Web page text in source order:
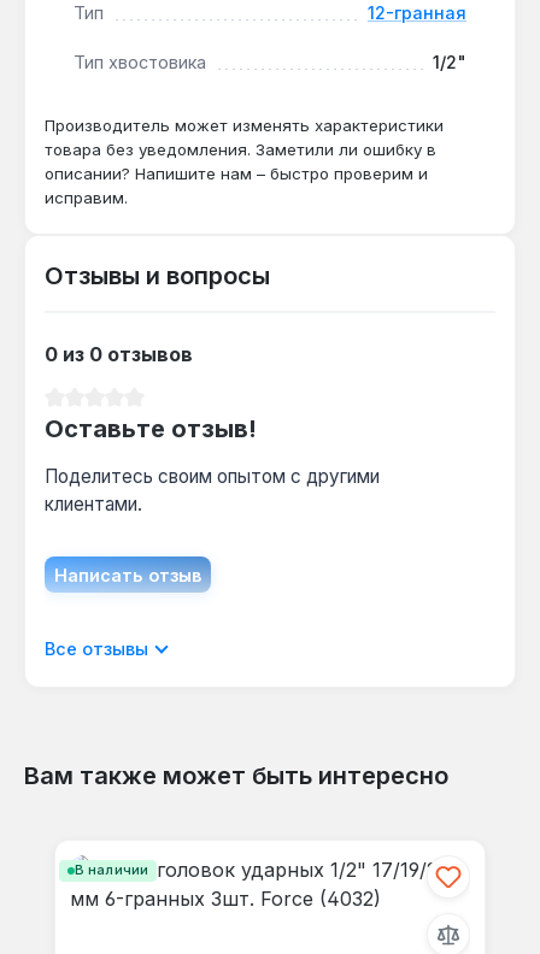
оборудования, где требуется замена крепежа
Украине.
Подходит ли для работы с ударным
гайковертом?
Нет — головка предназначена только для
пневмо- или электроинструментом может
привести к разрушению граней.
Метрические болты и гайки с размером под
автомобиля или креплении двигателя.
Тип 12-гранная
Тип хвостовика 1/2"
Производитель может изменять характеристики
товара без уведомления. Заметили ли ошибку в
описании? Напишите нам – быстро проверим и
исправим.
Отзывы и вопросы
0 из 0 отзывов
Оставьте отзыв!
Поделитесь своим опытом с другими
клиентами.
Написать отзыв
Отображать отзывы только на текущем
Все отзывы
Вам также может быть интересно
В наличии